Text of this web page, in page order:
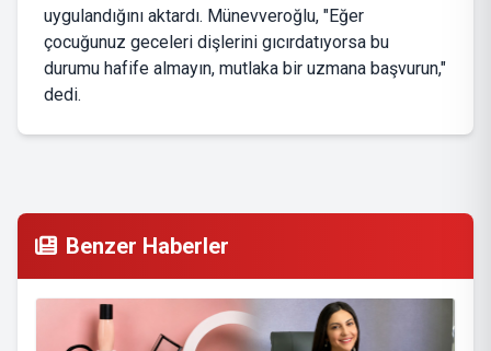
uygulandığını aktardı. Münevveroğlu, "Eğer
çocuğunuz geceleri dişlerini gıcırdatıyorsa bu
durumu hafife almayın, mutlaka bir uzmana başvurun,"
dedi.
Benzer Haberler